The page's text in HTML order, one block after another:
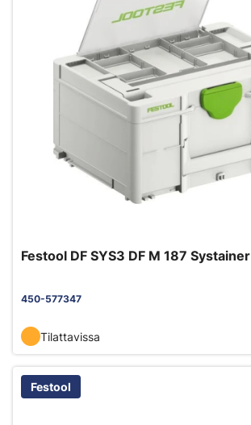
Festool DF SYS3 DF M 187 Systainer
450-577347
Tilattavissa
Festool